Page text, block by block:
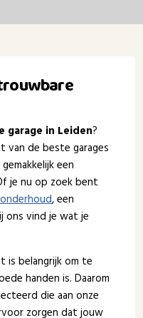
garage in Leiden?
van de beste garages
een
je nu op zoek bent
, een
ons vind je wat je
is belangrijk om te
handen is. Daarom
die aan onze
zorgen dat jouw